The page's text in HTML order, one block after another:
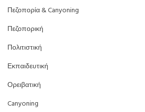
Πεζοπορία & Canyoning
Πεζοπορική
Πολιτιστική
Εκπαιδευτική
Ορειβατική
Canyoning